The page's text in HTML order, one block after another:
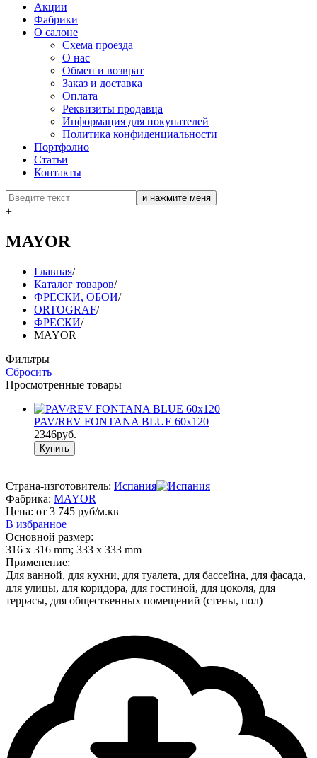
Акции
Фабрики
О салоне
Схема проезда
О нас
Обмен и возврат
Заказ и доставка
Оплата
Реквизиты продавца
Информация для покупателей
Политика конфиденциальности
Портфолио
Статьи
Контакты
+
MAYOR
Главная/
Каталог товаров/
ФРЕСКИ, ОБОИ/
ORTOGRAF/
ФРЕСКИ/
MAYOR
Фильтры
Сбросить
Просмотренные товары
PAV/REV FONTANA BLUE 60x120
2346руб.
Купить
Страна-изготовитель: Испания
Фабрика: MAYOR
Цена: от 3 745 руб/м.кв
В избранное
Основной размер:
316 х 316 mm; 333 x 333 mm
Применение:
Для ванной, для кухни, для туалета, для бассейна, для фасада,
для улицы, для коридора, для гостиной, для цоколя, для
террасы, для общественных помещений (стены, пол)